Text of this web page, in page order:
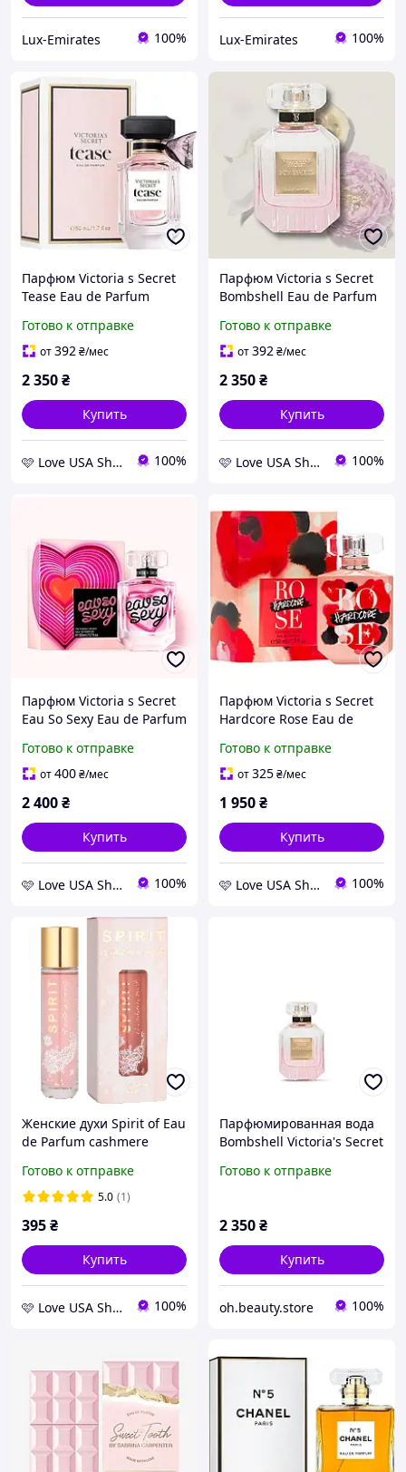
Lux-Emirates 100% Lux-Emirates 100%
Парфюм Victoria s Secret
Tease Eau de Parfum
Готово к отправке
от392₴/мес
2 350₴
Купить
🩷 Love USA Shop 🩷 100%
Парфюм Victoria s Secret
Bombshell Eau de Parfum
Готово к отправке
от392₴/мес
2 350₴
Купить
🩷 Love USA Shop 🩷 100%
Парфюм Victoria s Secret
Eau So Sexy Eau de Parfum
Готово к отправке
от400₴/мес
2 400₴
Купить
🩷 Love USA Shop 🩷 100%
Парфюм Victoria s Secret
Hardcore Rose Eau de
Готово к отправке
от325₴/мес
1 950₴
Купить
🩷 Love USA Shop 🩷 100%
Женские духи Spirit of Eau
de Parfum cashmere
Готово к отправке
5.0 (1)
395₴
Купить
🩷 Love USA Shop 🩷 100%
Парфюмированная вода
Bombshell Victoria's Secret
Готово к отправке
2 350₴
Купить
oh.beauty.store 100%